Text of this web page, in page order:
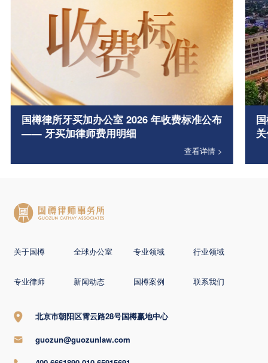
国樽律所牙买加办公室 2026 年收费标准公布
—— 牙买加律师费用明细
查看详情 >
关于国樽 全球办公室 专业领域 行业领域
专业律师 新闻动态 国樽案例 联系我们
北京市朝阳区霄云路28号国樽赢地中心
guozun@guozunlaw.com